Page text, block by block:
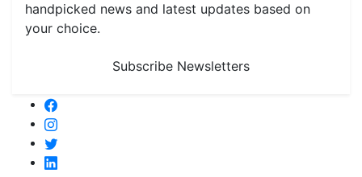
handpicked news and latest updates based on
your choice.
Subscribe Newsletters